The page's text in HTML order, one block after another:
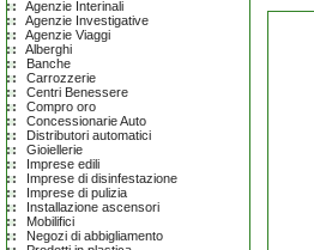
Agenzie Interinali
Agenzie Investigative
Agenzie Viaggi
Alberghi
Banche
Carrozzerie
Centri Benessere
Compro oro
Concessionarie Auto
Distributori automatici
Gioiellerie
Imprese edili
Imprese di disinfestazione
Imprese di pulizia
Installazione ascensori
Mobilifici
Negozi di abbigliamento